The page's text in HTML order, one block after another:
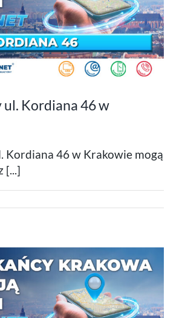
ul. Kordiana 46 w
Kordiana 46 w Krakowie mogą
[...]